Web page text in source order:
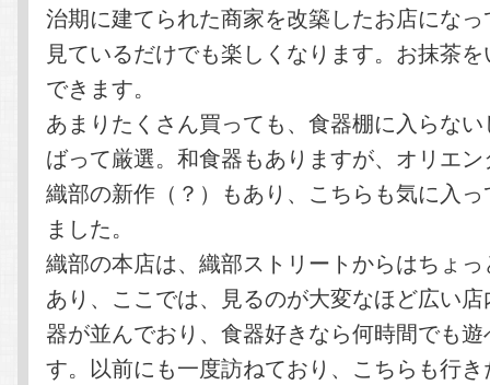
治期に建てられた商家を改築したお店にな
見ているだけでも楽しくなります。お抹茶
できます。
あまりたくさん買っても、食器棚に入らな
ばって厳選。和食器もありますが、オリエ
織部の新作（？）もあり、こちらも気に入
ました。
織部の本店は、織部ストリートからはちょ
あり、ここでは、見るのが大変なほど広い
器が並んでおり、食器好きなら何時間でも
す。以前にも一度訪ねており、こちらも行